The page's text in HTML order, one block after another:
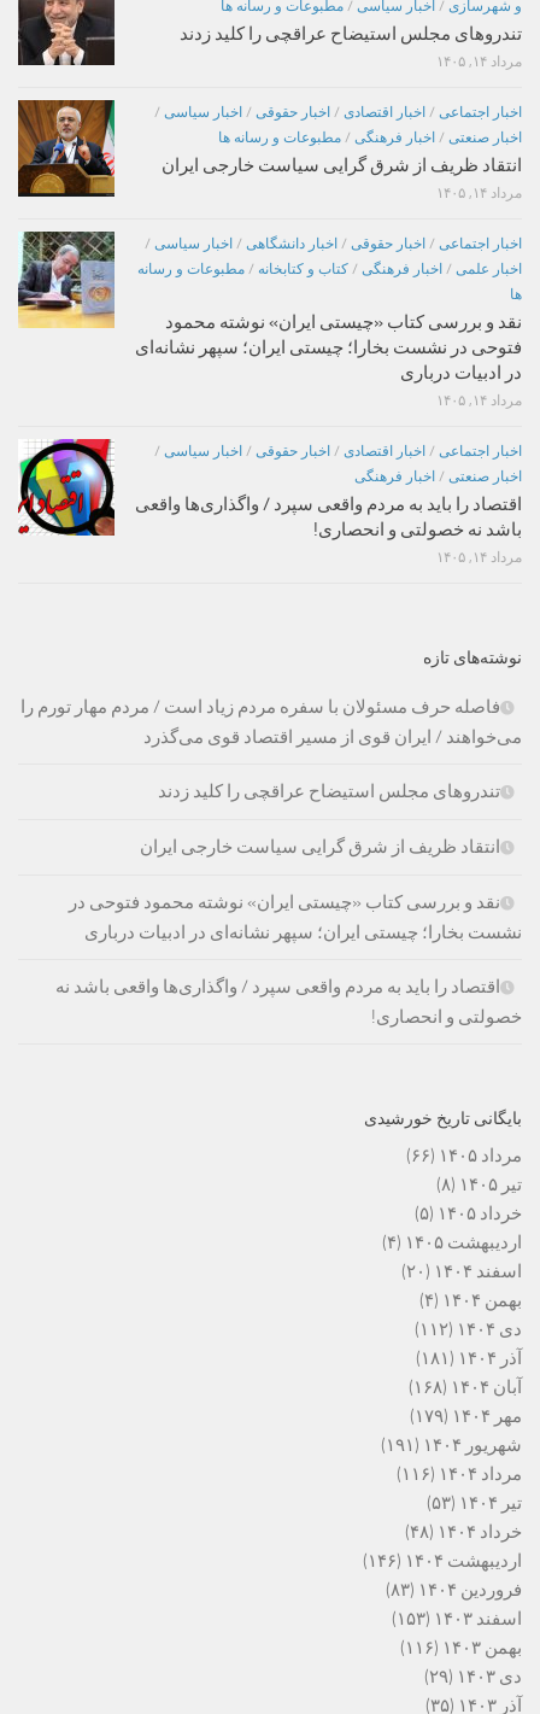
و شهرسازی / اخبار سیاسی / مطبوعات و رسانه ها
تندروهای مجلس استیضاح عراقچی را کلید زدند
مرداد ۱۴, ۱۴۰۵
اخبار اجتماعی / اخبار اقتصادی / اخبار حقوقی / اخبار سیاسی /
اخبار صنعتی / اخبار فرهنگی / مطبوعات و رسانه ها
انتقاد ظریف از شرق گرایی سیاست خارجی ایران
مرداد ۱۴, ۱۴۰۵
اخبار اجتماعی / اخبار حقوقی / اخبار دانشگاهی / اخبار سیاسی /
اخبار علمی / اخبار فرهنگی / کتاب و کتابخانه / مطبوعات و رسانه
ها
نقد و بررسی کتاب «چیستی ایران» نوشته محمود
فتوحی در نشست بخارا؛ چیستی ایران؛ سپهر نشانه‌ای
در ادبیات درباری
مرداد ۱۴, ۱۴۰۵
اخبار اجتماعی / اخبار اقتصادی / اخبار حقوقی / اخبار سیاسی /
اخبار صنعتی / اخبار فرهنگی
اقتصاد را باید به مردم واقعی سپرد / واگذاری‌ها واقعی
باشد نه خصولتی و انحصاری!
مرداد ۱۴, ۱۴۰۵
نوشته‌های تازه
فاصله حرف مسئولان با سفره مردم زیاد است / مردم مهار تورم را
می‌خواهند / ایران قوی از مسیر اقتصاد قوی می‌گذرد
تندروهای مجلس استیضاح عراقچی را کلید زدند
انتقاد ظریف از شرق گرایی سیاست خارجی ایران
نقد و بررسی کتاب «چیستی ایران» نوشته محمود فتوحی در
نشست بخارا؛ چیستی ایران؛ سپهر نشانه‌ای در ادبیات درباری
اقتصاد را باید به مردم واقعی سپرد / واگذاری‌ها واقعی باشد نه
خصولتی و انحصاری!
بایگانی تاریخ خورشیدی
مرداد ۱۴۰۵
(۶۶)
تیر ۱۴۰۵
(۸)
خرداد ۱۴۰۵
(۵)
اردیبهشت ۱۴۰۵
(۴)
اسفند ۱۴۰۴
(۲۰)
بهمن ۱۴۰۴
(۴)
دی ۱۴۰۴
(۱۱۲)
آذر ۱۴۰۴
(۱۸۱)
آبان ۱۴۰۴
(۱۶۸)
مهر ۱۴۰۴
(۱۷۹)
شهریور ۱۴۰۴
(۱۹۱)
مرداد ۱۴۰۴
(۱۱۶)
تیر ۱۴۰۴
(۵۳)
خرداد ۱۴۰۴
(۴۸)
اردیبهشت ۱۴۰۴
(۱۴۶)
فروردین ۱۴۰۴
(۸۳)
اسفند ۱۴۰۳
(۱۵۳)
بهمن ۱۴۰۳
(۱۱۶)
دی ۱۴۰۳
(۲۹)
آذر ۱۴۰۳
(۳۵)